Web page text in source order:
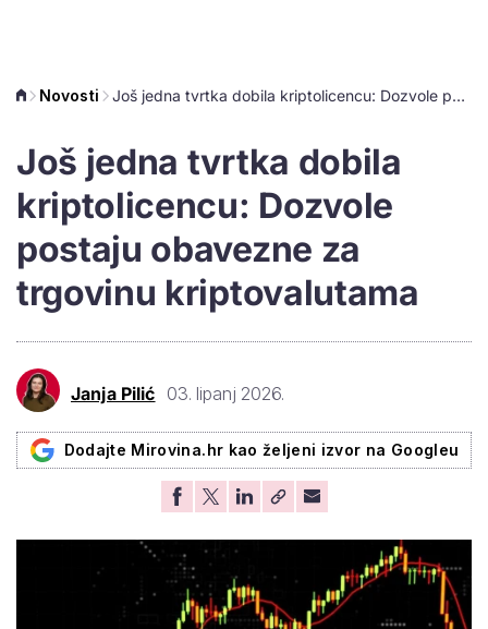
Novosti Još jedna tvrtka dobila kriptolicencu: Dozvole postaju obavezne za trgovinu kriptovalutama
Još jedna tvrtka dobila
kriptolicencu: Dozvole
postaju obavezne za
trgovinu kriptovalutama
Janja Pilić 03. lipanj 2026.
Dodajte Mirovina.hr kao željeni izvor na Googleu